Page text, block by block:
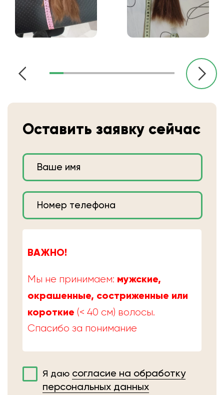
Оставить заявку сейчас
ВАЖНО!
Мы не принимаем: мужские,
окрашенные, состриженные или
короткие (< 40 см) волосы.
Спасибо за понимание
Я даю согласие на обработку
персональных данных